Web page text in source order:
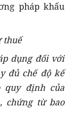
pháp khấu
thuế
dụng đối với
đủ chế độ kế
quy định của
chứng từ bao